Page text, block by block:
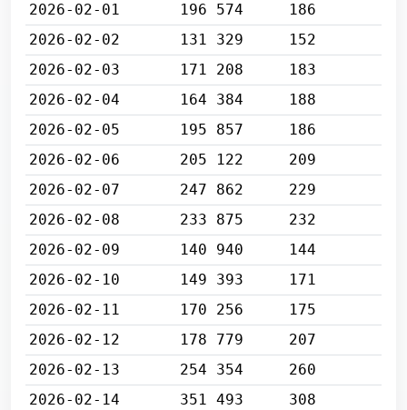
2026-02-01
196 574
186
2026-02-02
131 329
152
2026-02-03
171 208
183
2026-02-04
164 384
188
2026-02-05
195 857
186
2026-02-06
205 122
209
2026-02-07
247 862
229
2026-02-08
233 875
232
2026-02-09
140 940
144
2026-02-10
149 393
171
2026-02-11
170 256
175
2026-02-12
178 779
207
2026-02-13
254 354
260
2026-02-14
351 493
308